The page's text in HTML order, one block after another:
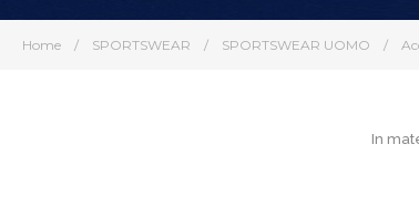
Home / SPORTSWEAR / SPORTSWEAR UOMO /
In